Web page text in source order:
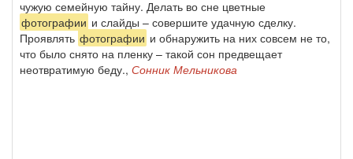
чужую семейную тайну. Делать во сне цветные
фотографии и слайды – совершите удачную сделку.
Проявлять фотографии и обнаружить на них совсем не то,
что было снято на пленку – такой сон предвещает
неотвратимую беду., Сонник Мельникова